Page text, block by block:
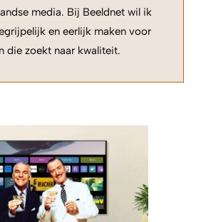
media. Bij Beeldnet wil ik
en eerlijk maken voor
die zoekt naar kwaliteit.